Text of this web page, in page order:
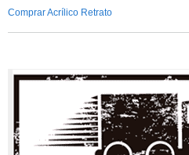
Comprar Acrílico Retrato